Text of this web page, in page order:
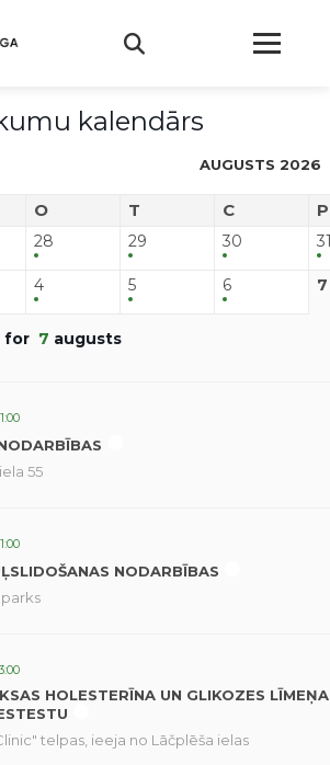
kalendārs
AUGUSTS 2026
O T C
28 29 30
4 5 6 7
for 7 augusts
55
NODARBĪBAS
parks
HOLESTERĪNA UN GLIKOZES
telpas, ieeja no Lāčplēša ielas